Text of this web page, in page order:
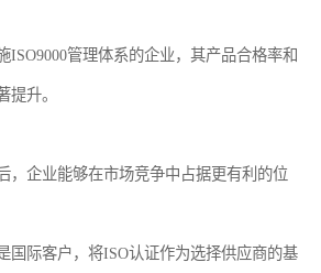
ISO9000管理体系的企业，其产品合格率和
提升。
，企业能够在市场竞争中占据更有利的位
国际客户，将ISO认证作为选择供应商的基